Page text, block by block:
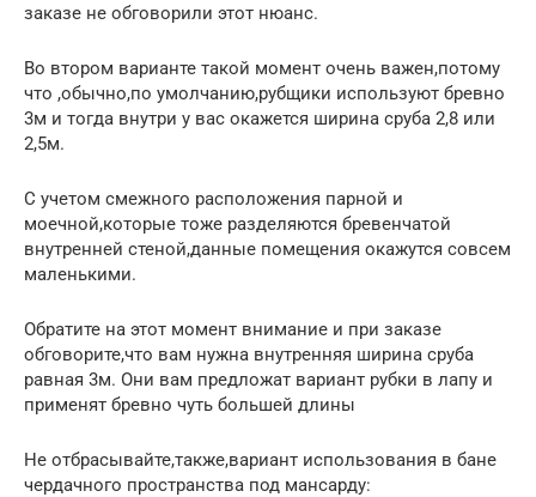
заказе не обговорили этот нюанс.
Во втором варианте такой момент очень важен,потому
что ,обычно,по умолчанию,рубщики используют бревно
3м и тогда внутри у вас окажется ширина сруба 2,8 или
2,5м.
С учетом смежного расположения парной и
моечной,которые тоже разделяются бревенчатой
внутренней стеной,данные помещения окажутся совсем
маленькими.
Обратите на этот момент внимание и при заказе
обговорите,что вам нужна внутренняя ширина сруба
равная 3м. Они вам предложат вариант рубки в лапу и
применят бревно чуть большей длины
Не отбрасывайте,также,вариант использования в бане
чердачного пространства под мансарду: